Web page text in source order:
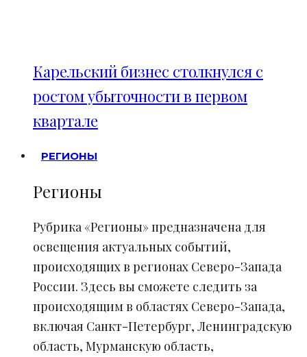
Карельский бизнес столкнулся с
ростом убыточности в первом
квартале
РЕГИОНЫ
Регионы
Рубрика «Регионы» предназначена для
освещения актуальных событий,
происходящих в регионах Северо-Запада
России. Здесь вы сможете следить за
происходящим в областях Северо-Запада,
включая Санкт-Петербург, Ленинградскую
область, Мурманскую область,